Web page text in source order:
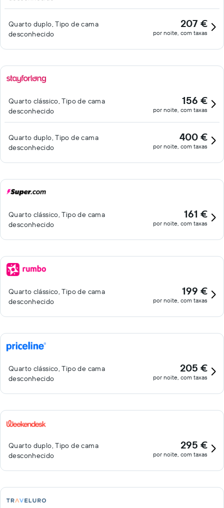
Quarto duplo, Tipo de cama
desconhecido
207 €
por noite, com taxas
Quarto clássico, Tipo de cama
desconhecido
156 €
por noite, com taxas
Quarto duplo, Tipo de cama
desconhecido
400 €
por noite, com taxas
Quarto clássico, Tipo de cama
desconhecido
161 €
por noite, com taxas
Quarto clássico, Tipo de cama
desconhecido
199 €
por noite, com taxas
Quarto clássico, Tipo de cama
desconhecido
205 €
por noite, com taxas
Quarto duplo, Tipo de cama
desconhecido
295 €
por noite, com taxas